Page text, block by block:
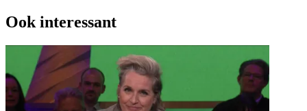
Ook interessant